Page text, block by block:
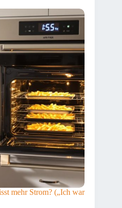
mehr Strom? („Ich war